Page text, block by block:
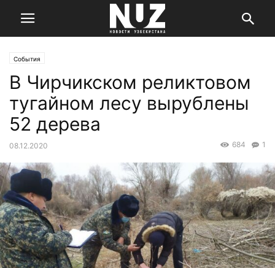
События
В Чирчикском реликтовом
тугайном лесу вырублены
52 дерева
08.12.2020 1
684